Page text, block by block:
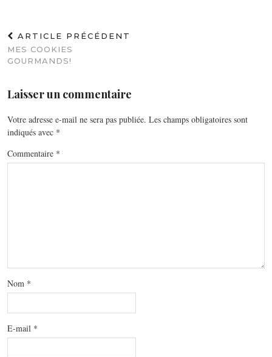
ARTICLE PRÉCÉDENT
MES COOKIES
GOURMANDS!
Laisser un commentaire
Votre adresse e-mail ne sera pas publiée. Les champs obligatoires sont
indiqués avec *
Commentaire *
Nom *
E-mail *